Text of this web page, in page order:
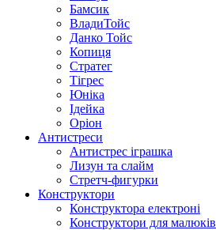
Бамсик
ВладиТойс
Данко Тойс
Копиця
Стратег
Тігрес
Юніка
Ідейка
Оріон
Антистреси
Антистрес іграшка
Лизун та слайм
Стретч-фигурки
Конструктори
Конструктора електроні
Конструктори для малюків